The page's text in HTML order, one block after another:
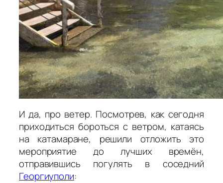
И да, про ветер. Посмотрев, как сегодня
приходиться бороться с ветром, катаясь
на катамаране, решили отложить это
мероприятие до лучших времён,
отправившись погулять в соседний
Георгиуполи: